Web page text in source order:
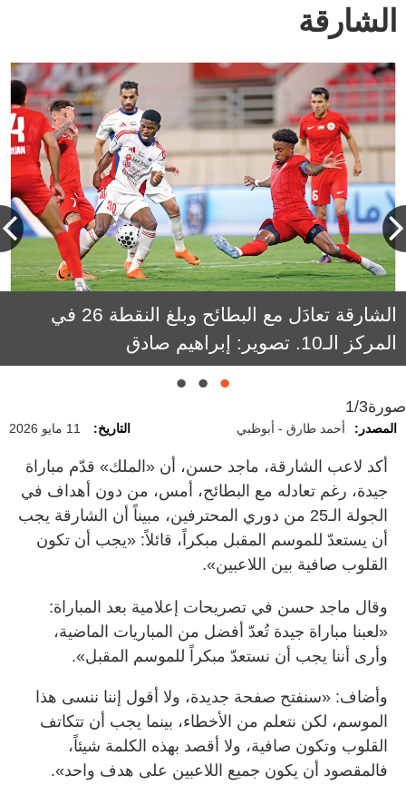
الشارقة
الشارقة تعادَل مع البطائح وبلغ النقطة 26 في
المركز الـ10. تصوير: إبراهيم صادق
صورة1/3
المصدر: أحمد طارق - أبوظبي التاريخ: 11 مايو 2026
أكد لاعب الشارقة، ماجد حسن، أن «الملك» قدّم مباراة
جيدة، رغم تعادله مع البطائح، أمس، من دون أهداف في
الجولة الـ25 من دوري المحترفين، مبيناً أن الشارقة يجب
أن يستعدّ للموسم المقبل مبكراً، قائلاً: «يجب أن تكون
القلوب صافية بين اللاعبين».
وقال ماجد حسن في تصريحات إعلامية بعد المباراة:
«لعبنا مباراة جيدة تُعدّ أفضل من المباريات الماضية،
وأرى أننا يجب أن نستعدّ مبكراً للموسم المقبل».
وأضاف: «سنفتح صفحة جديدة، ولا أقول إننا ننسى هذا
الموسم، لكن نتعلم من الأخطاء، بينما يجب أن تتكاتف
القلوب وتكون صافية، ولا أقصد بهذه الكلمة شيئاً،
فالمقصود أن يكون جميع اللاعبين على هدف واحد».